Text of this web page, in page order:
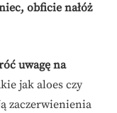
obficie nałóż
uwagę na
jak aloes czy
zaczerwienienia